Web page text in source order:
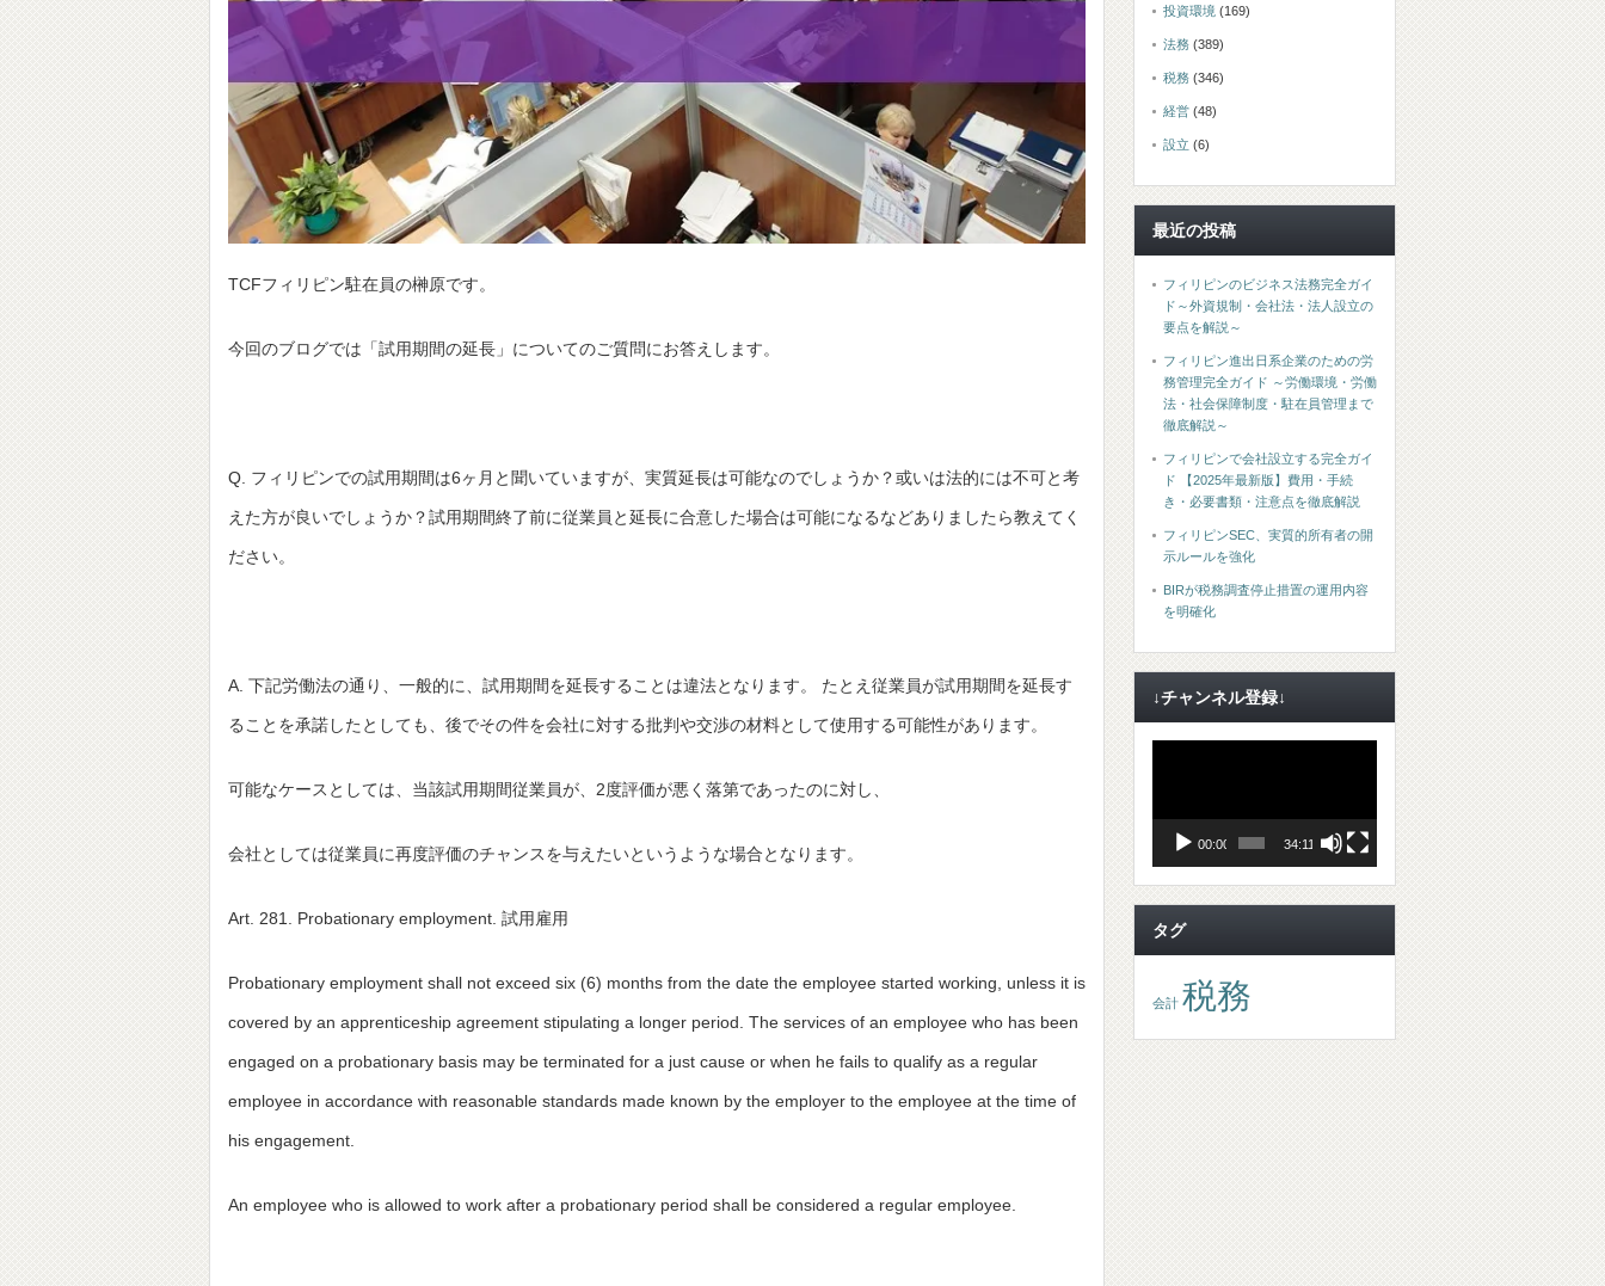
TCFフィリピン駐在員の榊原です。
今回のブログでは「試用期間の延長」についてのご質問にお答えします。
Q. フィリピンでの試用期間は6ヶ月と聞いていますが、実質延長は可能なのでしょうか？或いは法的には不可と考
えた方が良いでしょうか？試用期間終了前に従業員と延長に合意した場合は可能になるなどありましたら教えてく
ださい。
A. 下記労働法の通り、一般的に、試用期間を延長することは違法となります。 たとえ従業員が試用期間を延長す
ることを承諾したとしても、後でその件を会社に対する批判や交渉の材料として使用する可能性があります。
可能なケースとしては、当該試用期間従業員が、2度評価が悪く落第であったのに対し、
会社としては従業員に再度評価のチャンスを与えたいというような場合となります。
Art. 281. Probationary employment. 試用雇用
Probationary employment shall not exceed six (6) months from the date the employee started working, unless it is
covered by an apprenticeship agreement stipulating a longer period. The services of an employee who has been
engaged on a probationary basis may be terminated for a just cause or when he fails to qualify as a regular
employee in accordance with reasonable standards made known by the employer to the employee at the time of
his engagement.
An employee who is allowed to work after a probationary period shall be considered a regular employee.
投資環境 (169)
法務 (389)
税務 (346)
経営 (48)
設立 (6)
最近の投稿
フィリピンのビジネス法務完全ガイ
ド～外資規制・会社法・法人設立の
要点を解説～
フィリピン進出日系企業のための労
務管理完全ガイド ～労働環境・労働
法・社会保障制度・駐在員管理まで
徹底解説～
フィリピンで会社設立する完全ガイ
ド 【2025年最新版】費用・手続
き・必要書類・注意点を徹底解説
フィリピンSEC、実質的所有者の開
示ルールを強化
BIRが税務調査停止措置の運用内容
を明確化
↓チャンネル登録↓
ー
00:00 34:11
タグ
会計 税務